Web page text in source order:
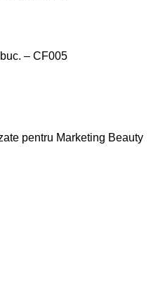
– CF005
pentru Marketing Beauty